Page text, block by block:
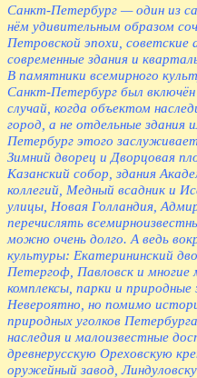
Санкт-Петербург — один из
нём удивительным образом
Петровской эпохи,
современные здания и
В памятники всемирного
Санкт-Петербург был
случай, когда объектом
город, а не отдельные здания
Петербург этого
Зимний дворец и Дворцовая
Казанский собор, здания
коллегий, Медный всадник и
улицы, Новая Голландия,
перечислять
можно очень долго. А ведь
культуры: Екатерининский
Петергоф, Павловск и многие
комплексы, парки и природные
Невероятно, но помимо
природных уголков
наследия и малоизвестные
древнерусскую Ореховскую
оружейный завод,